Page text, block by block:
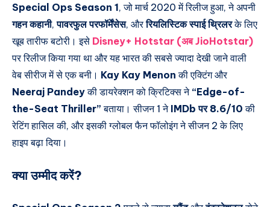
Special Ops Season 1, जो मार्च 2020 में रिलीज हुआ, ने अपनी
गहन कहानी,पावरफुल परफॉर्मेंसेस, औररियलिस्टिक स्पाई थ्रिलरके लिए
खूब तारीफ बटोरी। इसे Disney+ Hotstar (अब JioHotstar)
पर रिलीज किया गया था और यह भारत की सबसे ज्यादा देखी जाने वाली
वेब सीरीज में से एक बनी। Kay Kay Menon की एक्टिंग और
Neeraj Pandeyकी डायरेक्शन को क्रिटिक्स ने “Edge-of-
the-Seat Thriller” बताया। सीजन 1 ने IMDb पर 8.6/10 की
रेटिंग हासिल की, और इसकी ग्लोबल फैन फॉलोइंग ने सीजन 2 के लिए
हाइप बढ़ा दिया।
क्या उम्मीद करें?